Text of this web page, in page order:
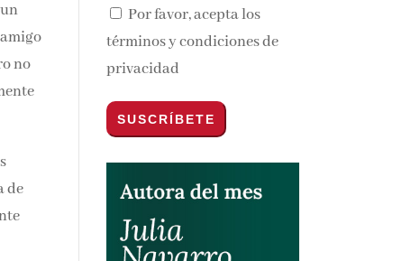
no
de
Por favor, acepta los
términos y condiciones de
privacidad